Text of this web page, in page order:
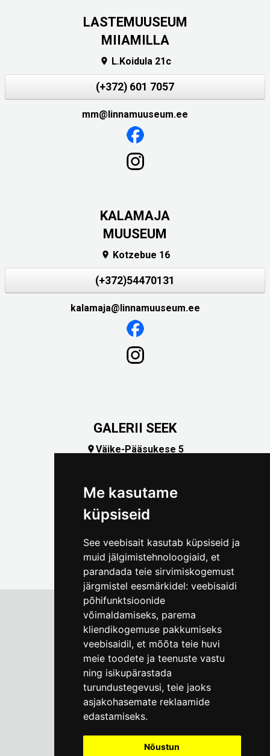
Me kasutame
küpsiseid
See veebisait kasutab küpsiseid ja
muid jälgimistehnoloogiaid, et
parandada teie sirvimiskogemust
järgmistel eesmärkidel: veebisaidi
põhifunktsioonide
võimaldamiseks, parema
kliendikogemuse pakkumiseks
veebisaidil, et mõõta teie huvi
meie toodete ja teenuste vastu
ning isikupärastada
turundustegevusi, teie jaoks
asjakohasemate reklaamide
edastamiseks.
Nõustun
LASTEMUUSEUM
MIIAMILLA
 L.Koidula 21c
(+372) 601 7057
mm@linnamuuseum.ee
KALAMAJA
MUUSEUM
 Kotzebue 16
(+372)54470131
kalamaja@linnamuuseum.ee
GALERII SEEK
Väike-Pääsukese 5
Tallinna Linnamuuseum
Vene 17
E-R kell 9-17(+372) 610 4178
info@linnamuuseum.ee
Küpsisepoliitika